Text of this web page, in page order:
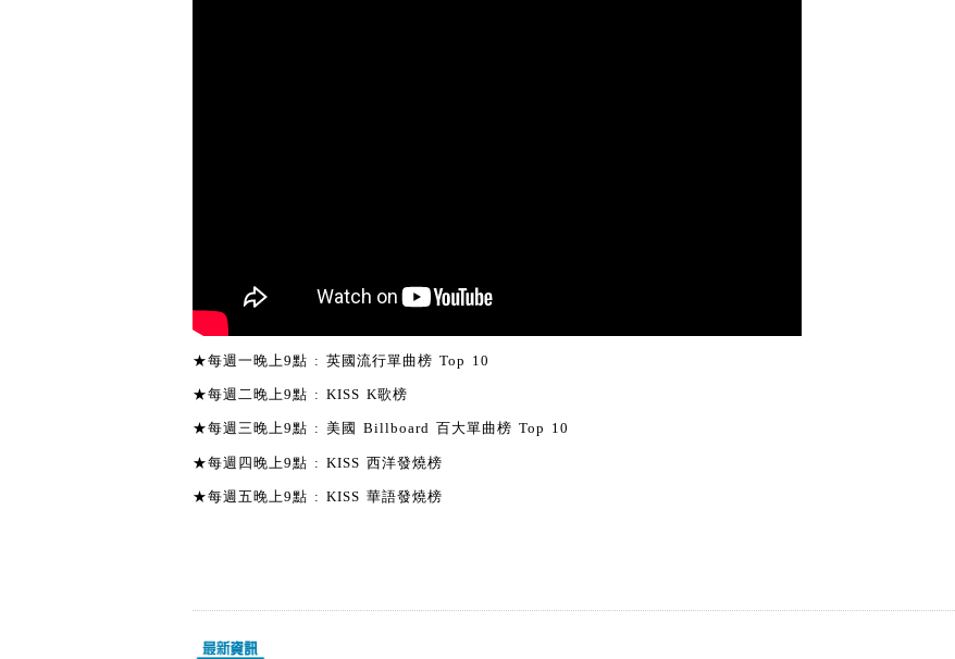
★每週一晚上9點 : 英國流行單曲榜 Top 10
★每週二晚上9點 : KISS K歌榜
★每週三晚上9點 : 美國 Billboard 百大單曲榜 Top 10
★每週四晚上9點 : KISS 西洋發燒榜
★每週五晚上9點 : KISS 華語發燒榜